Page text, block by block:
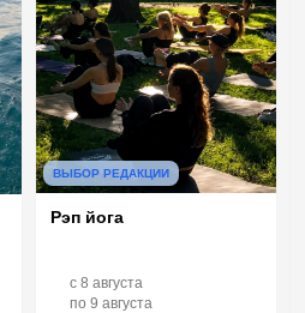
ВЫБОР РЕДАКЦИИ
Рэп йога
c 8 августа
по 9 августа